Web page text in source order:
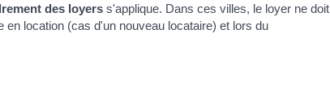
des loyers s'applique. Dans ces villes, le loyer ne doit
location (cas d'un nouveau locataire) et lors du